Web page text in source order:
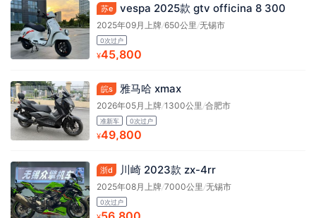
苏e vespa 2025款 gtv officina 8 300
2025年09月上牌/650公里 /无锡市
0次过户
¥45,800
皖s 雅马哈 xmax
2026年05月上牌/1300公里/合肥市
准新车 0次过户
¥49,800
浙d 川崎 2023款 zx-4rr
2025年08月上牌/7000公里/无锡市
0次过户